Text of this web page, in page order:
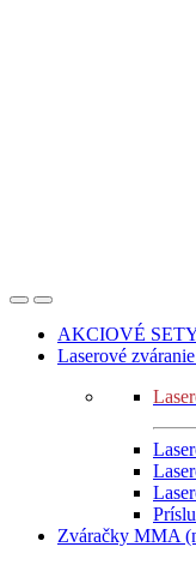
AKCIOVÉ
Laserové
Zváračky MMA